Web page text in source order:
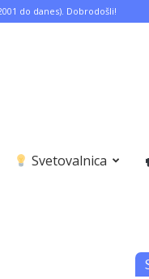
do danes). Dobrodošli!
Svetovalnica